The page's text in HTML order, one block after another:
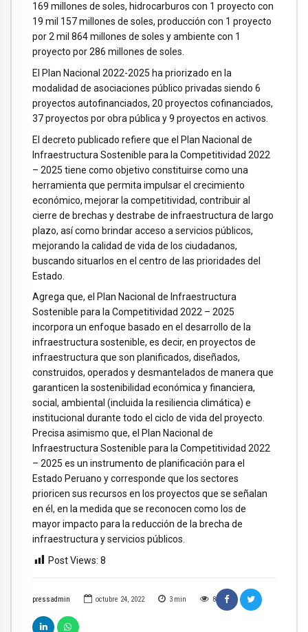
pressadmin octubre 24, 2022 3 min 8
169 millones de soles, hidrocarburos con 1 proyecto con
19 mil 157 millones de soles, producción con 1 proyecto
por 2 mil 864 millones de soles y ambiente con 1
proyecto por 286 millones de soles.
El Plan Nacional 2022-2025 ha priorizado en la
modalidad de asociaciones público privadas siendo 6
proyectos autofinanciados, 20 proyectos cofinanciados,
37 proyectos por obra pública y 9 proyectos en activos.
El decreto publicado refiere que el Plan Nacional de
Infraestructura Sostenible para la Competitividad 2022
– 2025 tiene como objetivo constituirse como una
herramienta que permita impulsar el crecimiento
económico, mejorar la competitividad, contribuir al
cierre de brechas y destrabe de infraestructura de largo
plazo, así como brindar acceso a servicios públicos,
mejorando la calidad de vida de los ciudadanos,
buscando situarlos en el centro de las prioridades del
Estado.
Agrega que, el Plan Nacional de Infraestructura
Sostenible para la Competitividad 2022 – 2025
incorpora un enfoque basado en el desarrollo de la
infraestructura sostenible, es decir, en proyectos de
infraestructura que son planificados, diseñados,
construidos, operados y desmantelados de manera que
garanticen la sostenibilidad económica y financiera,
social, ambiental (incluida la resiliencia climática) e
institucional durante todo el ciclo de vida del proyecto.
Precisa asimismo que, el Plan Nacional de
Infraestructura Sostenible para la Competitividad 2022
– 2025 es un instrumento de planificación para el
Estado Peruano y corresponde que los sectores
prioricen sus recursos en los proyectos que se señalan
en él, en la medida que se reconocen como los de
mayor impacto para la reducción de la brecha de
infraestructura y servicios públicos.
Post Views: 8